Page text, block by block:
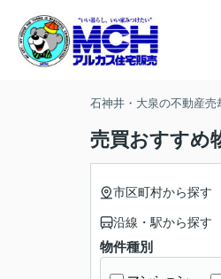
石神井・大泉の不動産
売買おすすめ
市区町村から探す
沿線・駅から探す
物件種別